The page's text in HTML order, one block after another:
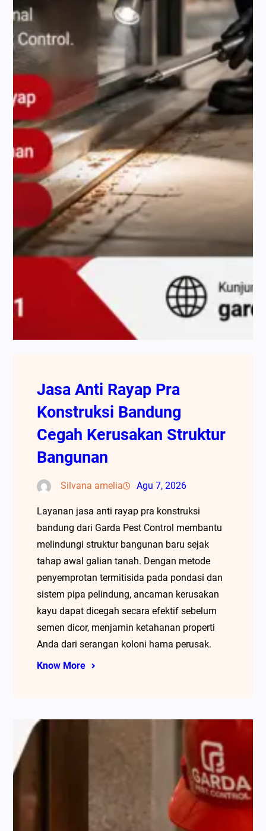
Jasa Anti Rayap Pra
Konstruksi Bandung
Cegah Kerusakan Struktur
Bangunan
Silvana amelia Agu 7, 2026
Layanan jasa anti rayap pra konstruksi
bandung dari Garda Pest Control membantu
melindungi struktur bangunan baru sejak
tahap awal galian tanah. Dengan metode
penyemprotan termitisida pada pondasi dan
sistem pipa pelindung, ancaman kerusakan
kayu dapat dicegah secara efektif sebelum
semen dicor, menjamin ketahanan properti
Anda dari serangan koloni hama perusak.
Know More